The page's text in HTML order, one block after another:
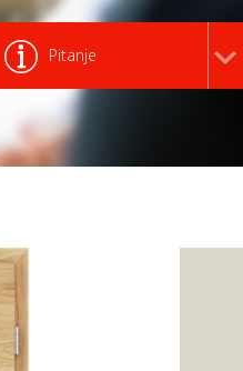
Pitanje